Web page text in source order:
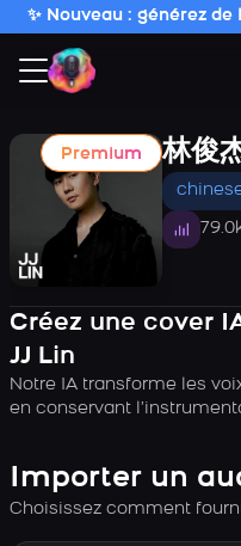
✨ Nouveau : générez
Premium 林俊
Créez une cover
JJ Lin
Notre IA transforme les
en conservant
Importer un
Choisissez comment